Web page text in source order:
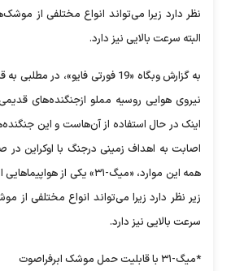
نظر دارد زیرا می‌تواند انواع مختلفی از
البته سرعت بالایی نیز دارد.
​به گزارش وبگاه «19 فورتی فایو»،
نیروی هوایی روسیه مملو ازجنگنده‌های
اینک در حال استفاده از آن‌هاست و این
اصابت به اهداف زمینی درجنگ با اوکراین در
همه این موارد، «میگ-۳۱» یکی
زیر نظر دارد زیرا می‌تواند انواع مختلفی از
سرعت بالایی نیز دارد.
*میگ-۳۱ با قابلیت حمل موشک ابرفراصوت